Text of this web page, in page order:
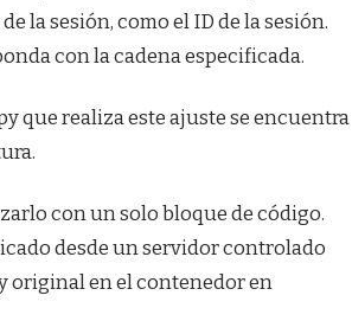
la sesión, como el ID de la sesión.
con la cadena especificada.
que realiza este ajuste se encuentra
con un solo bloque de código.
desde un servidor controlado
original en el contenedor en